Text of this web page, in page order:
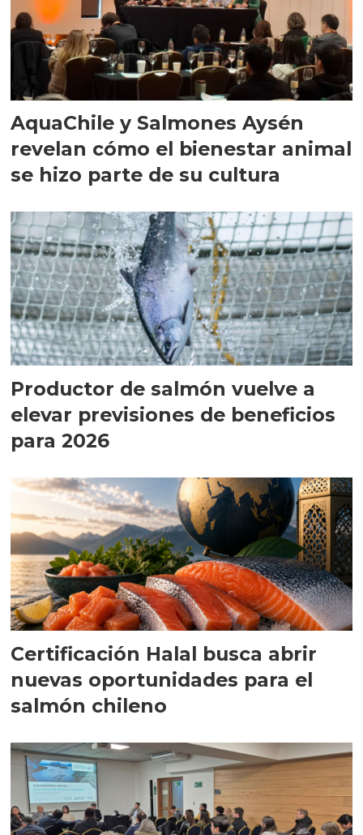
AquaChile y Salmones Aysén
revelan cómo el bienestar animal
se hizo parte de su cultura
Productor de salmón vuelve a
elevar previsiones de beneficios
para 2026
Certificación Halal busca abrir
nuevas oportunidades para el
salmón chileno